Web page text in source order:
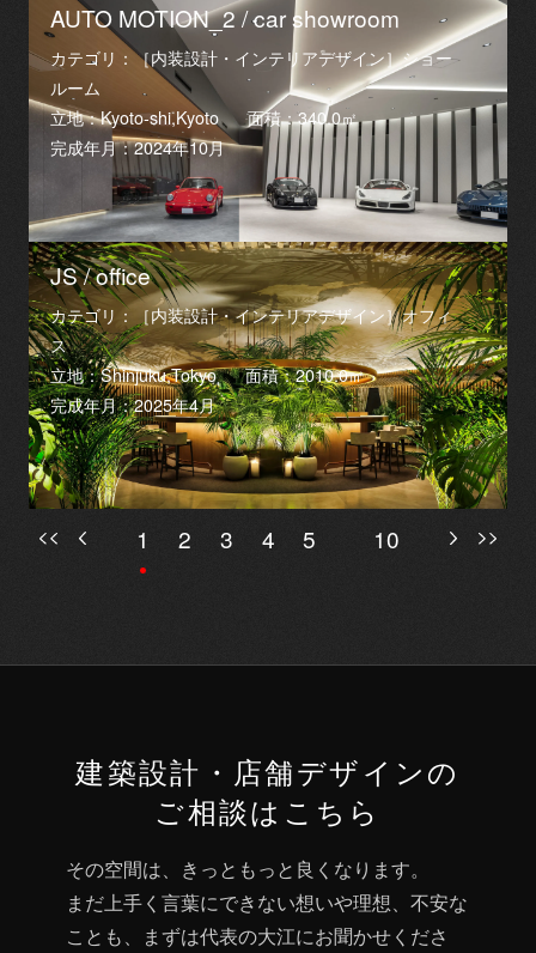
AUTO MOTION_2 / car showroom
カテゴリ：［内装設計・インテリアデザイン］ショー
ルーム
立地：Kyoto-shi,Kyoto
面積：340.0㎡
完成年月：2024年10月
JS / office
カテゴリ：［内装設計・インテリアデザイン］オフィ
ス
立地：Shinjuku,Tokyo
面積：2010.0㎡
完成年月：2025年4月
1 2 3 4 5 10
建築設計・店舗デザインの
ご相談はこちら
その空間は、きっともっと良くなります。
まだ上手く言葉にできない想いや理想、不安な
ことも、まずは代表の大江にお聞かせくださ